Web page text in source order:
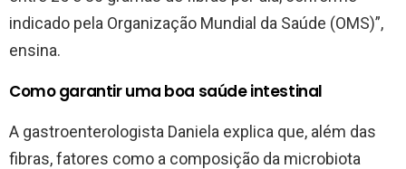
indicado pela Organização Mundial da Saúde (OMS)”,
ensina.
Como garantir uma boa saúde intestinal
A gastroenterologista Daniela explica que, além das
fibras, fatores como a composição da microbiota